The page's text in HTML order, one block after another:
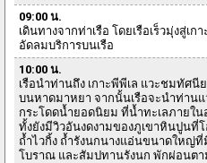
09:00 น.
เดินทางจากท่าเรือ โดยเรือเร็วมุ่งสู่เ
อัดลมบริการบนเรือ
10:00 น.
เรือนำท่านถึง เกาะพีพีเล แวะชมทัศ
บนหาดมาหยา จากนั้นเรือจะนำท่านแ
กระโดดน้ำยอดนิยม ที่น้ำทะเลภายใ
ทั้งยังมีวิวอันงดงามของภูเขาหินปูนที่
ถ้ำไวกิ้ง ถ้ำรังนกนางแอ่นขนาดใหญ่
โบราณ และสัมปทานรังนก พักผ่อนต